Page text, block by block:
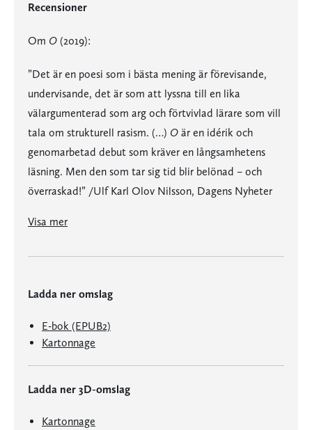
Recensioner
Om O (2019):
”Det är en poesi som i bästa mening är förevisande,
undervisande, det är som att lyssna till en lika
välargumenterad som arg och förtvivlad lärare som vill
tala om strukturell rasism. (…) O är en idérik och
genomarbetad debut som kräver en långsamhetens
läsning. Men den som tar sig tid blir belönad – och
överraskad!” /Ulf Karl Olov Nilsson, Dagens Nyheter
Visa mer
Ladda ner omslag
E-bok (EPUB2)
Kartonnage
Ladda ner 3D-omslag
Kartonnage